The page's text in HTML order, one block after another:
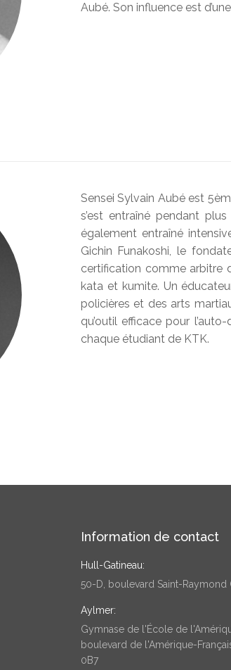
Aubé. Son influence est
Sensei Sylvain Aubé est
s’est entraîné pendant
également entraîné
Gichin Funakoshi, le
certification comme arbitre
kata et kumite. Un
policières et des arts
qu’outil efficace pour
chaque étudiant de KTK.
Information de contact
Hull-Gatineau:
50-D, boulevard Saint-Raymond
Aylmer:
Gymnase de l'École de
boulevard de l'Amérique-
0B7